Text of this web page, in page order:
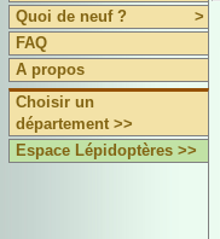
Quoi de neuf ?
>
FAQ
A propos
Choisir un
département >>
Espace Lépidoptères >>